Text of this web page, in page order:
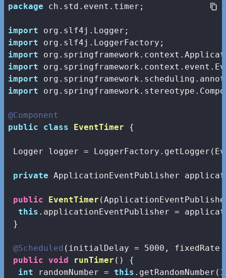
package ch.std.event.timer;
import
import
import
import
import
import
@Component
public
class EventTimer {
Logger logger =
private ApplicationEventPublisher
public EventTimer
this .applicationEventPublisher =
}
@Scheduled (initialDelay = 5000 ,
public void runTimer ()
{
int randomNumber = this .getRandomNumber( 1